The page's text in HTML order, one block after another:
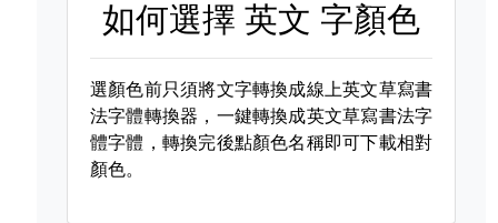
如何選擇英文 字顏色
選顏色前只須將文字轉換成線上英文草寫書
法字體轉換器，一鍵轉換成英文草寫書法字
體字體，轉換完後點顏色名稱即可下載相對
顏色。